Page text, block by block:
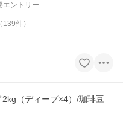
エントリー
139件）
（ディープ×4）/珈琲豆